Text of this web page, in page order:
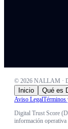
© 2026 NALLAM ·
Inicio Qué es
Aviso LegalTérminos
Digital Trust Score
información operativa